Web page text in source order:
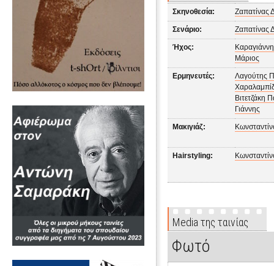
Σκηνοθεσία: Ζαπατίνας
Σενάριο: Ζαπατίνας
Ήχος:
Μάριος
Ερμηνευτές:
Λαγούτης
Βιτετζάκη
Γιάννης
Μακιγιάζ:
Hairstyling:
Media της ταινίας
Φωτό